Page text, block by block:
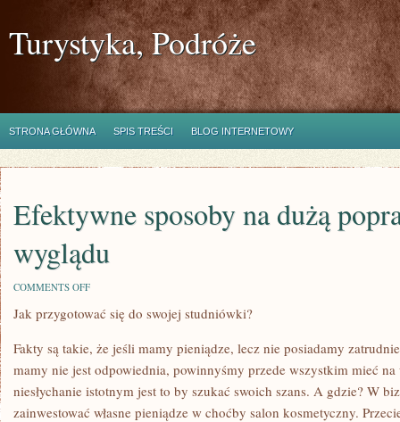
Turystyka, Podróże
STRONA GŁÓWNA SPIS TREŚCI BLOG INTERNETOWY
Efektywne sposoby na dużą
wyglądu
COMMENTS OFFON
SPOSOBY
POPRAWĘ
SWOJEGO
WYGLĄDU
Jak przygotować się do swojej studniówki?
Fakty są takie, że jeśli mamy pieniądze, lecz nie posiadamy
mamy nie jest odpowiednia, powinnyśmy przede wszystkim mieć
niesłychanie istotnym jest to by szukać swoich szans. A gdzie? W
zainwestować własne pieniądze w choćby salon kosmetyczny.